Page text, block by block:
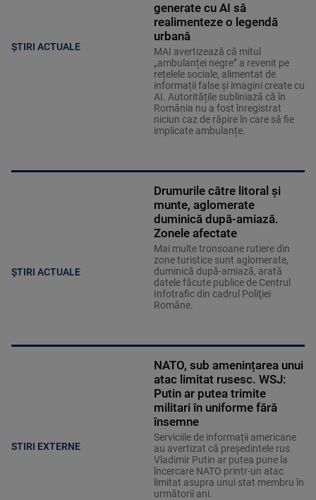
ȘTIRI ACTUALE
generate cu AI să
realimenteze o legendă
urbană
MAI avertizează că mitul
„ambulanței negre” a revenit pe
rețelele sociale, alimentat de
informații false și imagini create cu
AI. Autoritățile subliniază că în
România nu a fost înregistrat
niciun caz de răpire în care să fie
implicate ambulanțe.
ȘTIRI ACTUALE
Drumurile către litoral și
munte, aglomerate
duminică după-amiază.
Zonele afectate
Mai multe tronsoane rutiere din
zone turistice sunt aglomerate,
duminică după-amiază, arată
datele făcute publice de Centrul
Infotrafic din cadrul Poliţiei
Române.
STIRI EXTERNE
NATO, sub amenințarea unui
atac limitat rusesc. WSJ:
Putin ar putea trimite
militari în uniforme fără
însemne
Serviciile de informații americane
au avertizat că președintele rus
Vladimir Putin ar putea pune la
încercare NATO printr-un atac
limitat asupra unui stat membru în
următorii ani.